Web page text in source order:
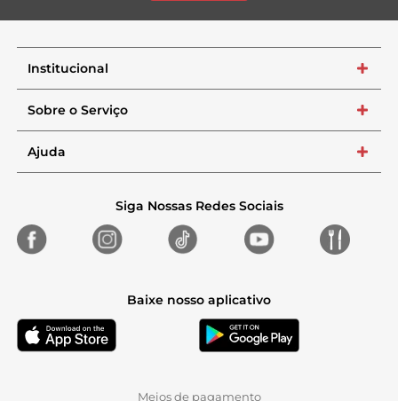
Institucional +
Sobre o Serviço +
Ajuda +
Siga Nossas Redes Sociais
Baixe nosso aplicativo
Meios de pagamento